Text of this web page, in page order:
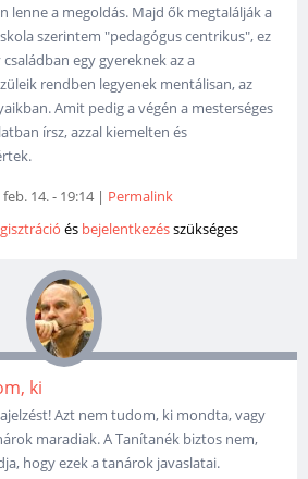
lenne a megoldás. Majd ők megtalálják a
szerintem "pedagógus centrikus", ez
egy gyereknek az a
rendben legyenek mentálisan, az
Amit pedig a végén a mesterséges
írsz, azzal kiemelten és
14. - 19:14| Permalink
és bejelentkezésszükséges
ki
Azt nem tudom, ki mondta, vagy
maradiak. A Tanítanék biztos nem,
hogy ezek a tanárok javaslatai.